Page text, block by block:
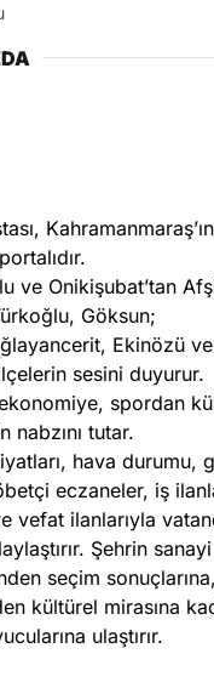
ve Onikişubat’tan
Göksun;
Ekinözü ve
sesini duyurur.
spordan
nabzını tutar.
hava durumu,
eczaneler, iş
vefat ilanlarıyla
Şehrin
seçim
kültürel mirasına
ulaştırır.